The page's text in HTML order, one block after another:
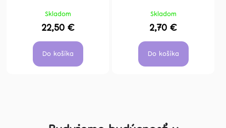
Skladom
22,50 €
Do košíka
Skladom
2,70 €
Do košíka